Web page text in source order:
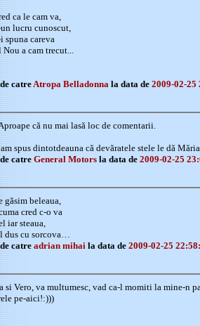
ca le cam va,
lucru cunoscut,
spuna careva
a cam trecut...
catreAtropa Belladonna la data de 2009-02-25
că nu mai lasă loc de comentarii.
spus dintotdeauna că devăratele stele le dă
catreGeneral Motors la data de 2009-02-25
găsim beleaua,
cred c-o va
iar steaua,
dus cu sorcova…
catreadrian mihai la data de 2009-02-25
si Vero, va multumesc, vad ca-l momiti la mine-n
pe-aici!:)))